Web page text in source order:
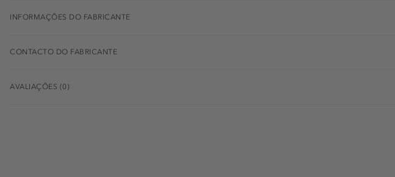
INFORMAÇÕES DO FABRICANTE
CONTACTO DO FABRICANTE
AVALIAÇÕES (0)